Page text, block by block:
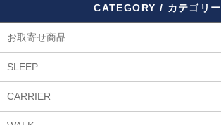
CATEGORY / カテゴリー
お取寄せ商品
SLEEP
CARRIER